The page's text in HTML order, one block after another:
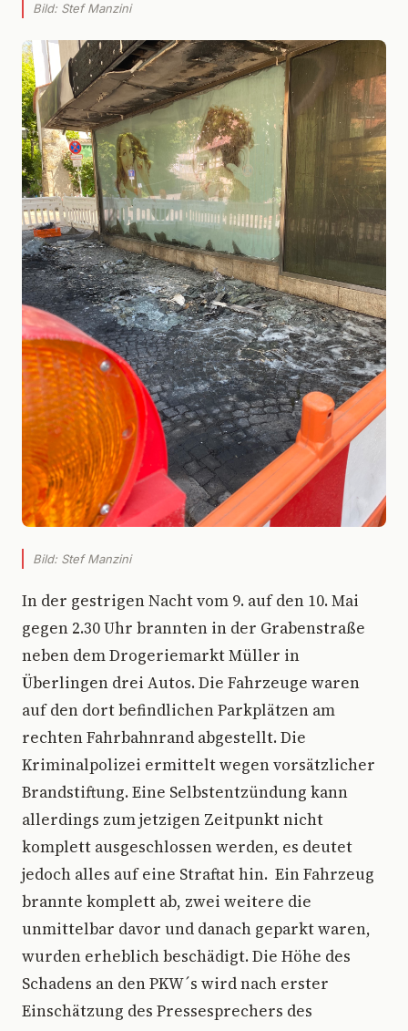
Bild: Stef Manzini
Bild: Stef Manzini
In der gestrigen Nacht vom 9. auf den 10. Mai
gegen 2.30 Uhr brannten in der Grabenstraße
neben dem Drogeriemarkt Müller in
Überlingen drei Autos. Die Fahrzeuge waren
auf den dort befindlichen Parkplätzen am
rechten Fahrbahnrand abgestellt. Die
Kriminalpolizei ermittelt wegen vorsätzlicher
Brandstiftung. Eine Selbstentzündung kann
allerdings zum jetzigen Zeitpunkt nicht
komplett ausgeschlossen werden, es deutet
jedoch alles auf eine Straftat hin. Ein Fahrzeug
brannte komplett ab, zwei weitere die
unmittelbar davor und danach geparkt waren,
wurden erheblich beschädigt. Die Höhe des
Schadens an den PKW´s wird nach erster
Einschätzung des Pressesprechers des